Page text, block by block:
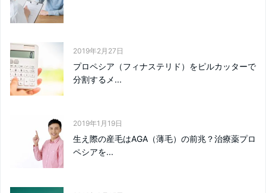
2019年2月27日
プロペシア（フィナステリド）をピルカッターで
分割するメ...
2019年1月19日
生え際の産毛はAGA（薄毛）の前兆？治療薬プロ
ペシアを...